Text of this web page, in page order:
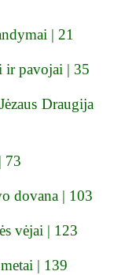
| 21
ir pavojai | 35
Draugija
73
dovana | 103
vėjai | 123
| 139